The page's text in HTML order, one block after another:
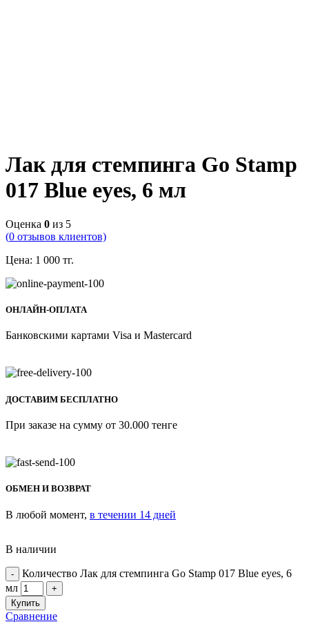
Лак для стемпинга Go Stamp
017 Blue eyes, 6 мл
Оценка 0 из 5
(0 отзывов клиентов)
Цена: 1 000 тг.
ОНЛАЙН-ОПЛАТА
Банковскими картами Visa и Mastercard
ДОСТАВИМ БЕСПЛАТНО
При заказе на сумму от 30.000 тенге
ОБМЕН И ВОЗВРАТ
В любой момент, в течении 14 дней
В наличии
Количество Лак для стемпинга Go Stamp 017 Blue eyes, 6
мл
Купить
Сравнение